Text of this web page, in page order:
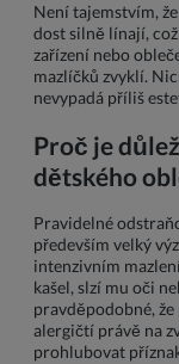
Není tajemstvím,
dost silně línají,
zařízení nebo
mazlíčků zvyklí.
nevypadá příliš
Proč je
dětského
Pravidelné
především velký
intenzivním
kašel, slzí mu oči
pravděpodobné,
alergičtí právě na
prohlubovat